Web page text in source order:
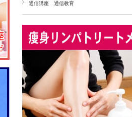
通信講座 通信教育